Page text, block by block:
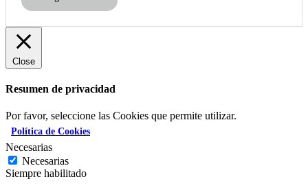
Close
Resumen de privacidad
Por favor, seleccione las Cookies que permite utilizar.
Política de Cookies
Necesarias
Necesarias
Siempre habilitado